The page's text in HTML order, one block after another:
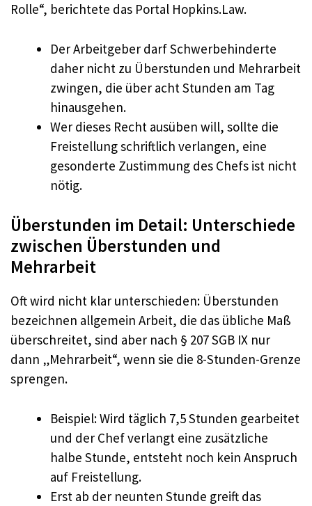
Rolle“, berichtete das Portal Hopkins.Law.​
Der Arbeitgeber darf Schwerbehinderte
daher nicht zu Überstunden und Mehrarbeit
zwingen, die über acht Stunden am Tag
hinausgehen.
Wer dieses Recht ausüben will, sollte die
Freistellung schriftlich verlangen, eine
gesonderte Zustimmung des Chefs ist nicht
nötig.​
Überstunden im Detail: Unterschiede
zwischen Überstunden und
Mehrarbeit
Oft wird nicht klar unterschieden: Überstunden
bezeichnen allgemein Arbeit, die das übliche Maß
überschreitet, sind aber nach § 207 SGB IX nur
dann „Mehrarbeit“, wenn sie die 8-Stunden-Grenze
sprengen.​
Beispiel: Wird täglich 7,5 Stunden gearbeitet
und der Chef verlangt eine zusätzliche
halbe Stunde, entsteht noch kein Anspruch
auf Freistellung.
Erst ab der neunten Stunde greift das